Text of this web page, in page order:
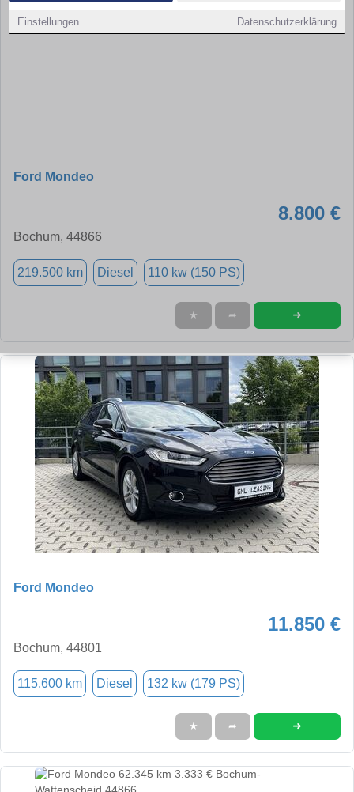
Einstellungen Datenschutzerklärung
Ford Mondeo
8.800 €
Bochum, 44866
219.500 km Diesel 110 kw (150 PS)
★ ➦ ➜
Ford Mondeo
11.850 €
Bochum, 44801
115.600 km Diesel 132 kw (179 PS)
★ ➦ ➜